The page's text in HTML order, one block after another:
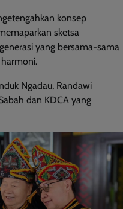
konsep
sketsa
yang bersama-sama
Ngadau, Randawi
dan KDCA yang